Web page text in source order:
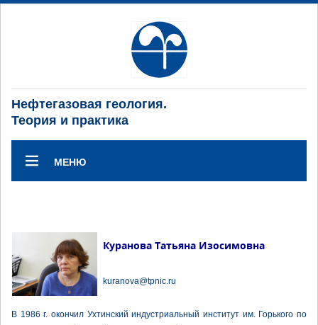
Нефтегазовая геология.
Теория и практика
МЕНЮ
Куранова Татьяна Изосимовна
kuranova@tpnic.ru
В 1986 г. окончил Ухтинский индустриальный институт им. Горького по